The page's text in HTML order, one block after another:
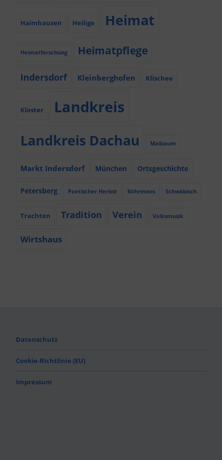
Haimhausen Heilige Heimat
Heimatforschung Heimatpflege
Indersdorf Kleinberghofen Klischee
Kloster Landkreis
Landkreis Dachau Maibaum
Markt Indersdorf München Ortsgeschichte
Petersberg Poetischer Herbst Röhrmoos Schwäbisch
Trachten Tradition Verein Volksmusik
Wirtshaus
Datenschutz
Cookie-Richtlinie (EU)
Impressum